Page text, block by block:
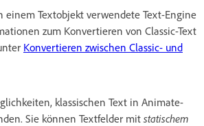
einem Textobjekt verwendete Text-Engine
zum Konvertieren von Classic-Text
Konvertieren zwischen Classic- und
klassischen Text in Animate-
Sie können Textfelder mit statischem